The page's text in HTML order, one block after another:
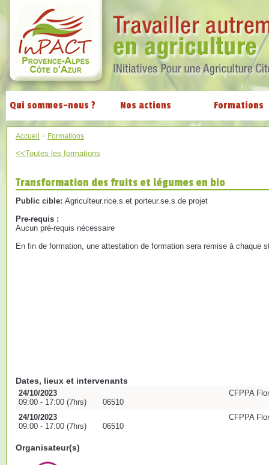
Qui sommes-nous ? Nos actions Formations
Accueil > Formations
<<Toutes les formations
Transformation des fruits et légumes en bio
Public cible: Agriculteur.rice.s et porteur.se.s de projet
Pre-requis :
Aucun pré-requis nécessaire
En fin de formation, une attestation de formation sera remise à chaque
Dates, lieux et intervenants
24/10/2023
09:00 - 17:00 (7hrs)
06510
CFPPA
24/10/2023
09:00 - 17:00 (7hrs)
06510
CFPPA
Organisateur(s)